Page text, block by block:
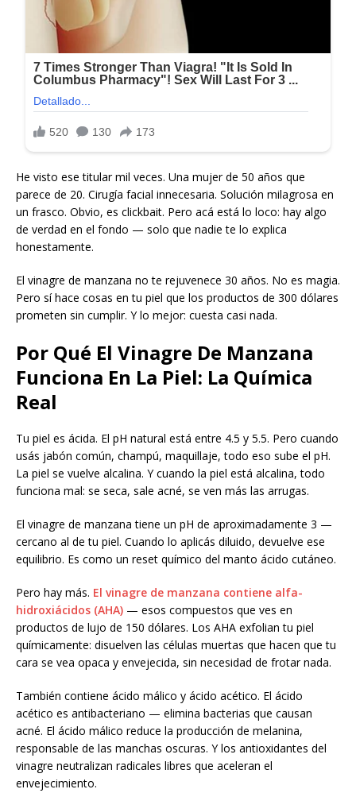
He visto ese titular mil veces. Una mujer de 50 años que
parece de 20. Cirugía facial innecesaria. Solución milagrosa en
un frasco. Obvio, es clickbait. Pero acá está lo loco: hay algo
de verdad en el fondo — solo que nadie te lo explica
honestamente.
El vinagre de manzana no te rejuvenece 30 años. No es magia.
Pero sí hace cosas en tu piel que los productos de 300 dólares
prometen sin cumplir. Y lo mejor: cuesta casi nada.
Por Qué El Vinagre De Manzana
Funciona En La Piel: La Química
Real
Tu piel es ácida. El pH natural está entre 4.5 y 5.5. Pero cuando
usás jabón común, champú, maquillaje, todo eso sube el pH.
La piel se vuelve alcalina. Y cuando la piel está alcalina, todo
funciona mal: se seca, sale acné, se ven más las arrugas.
El vinagre de manzana tiene un pH de aproximadamente 3 —
cercano al de tu piel. Cuando lo aplicás diluido, devuelve ese
equilibrio. Es como un reset químico del manto ácido cutáneo.
Pero hay más. El vinagre de manzana contiene alfa-
hidroxiácidos (AHA) — esos compuestos que ves en
productos de lujo de 150 dólares. Los AHA exfolian tu piel
químicamente: disuelven las células muertas que hacen que tu
cara se vea opaca y envejecida, sin necesidad de frotar nada.
También contiene ácido málico y ácido acético. El ácido
acético es antibacteriano — elimina bacterias que causan
acné. El ácido málico reduce la producción de melanina,
responsable de las manchas oscuras. Y los antioxidantes del
vinagre neutralizan radicales libres que aceleran el
envejecimiento.